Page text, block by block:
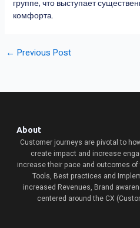
группе, что выступает
комфорта.
← Previous Post
About
Customer journeys are pivotal to
create impact and increase
increase their pace and outcomes
Tools, Best practices and
increased Revenues, Brand
centered around the CX